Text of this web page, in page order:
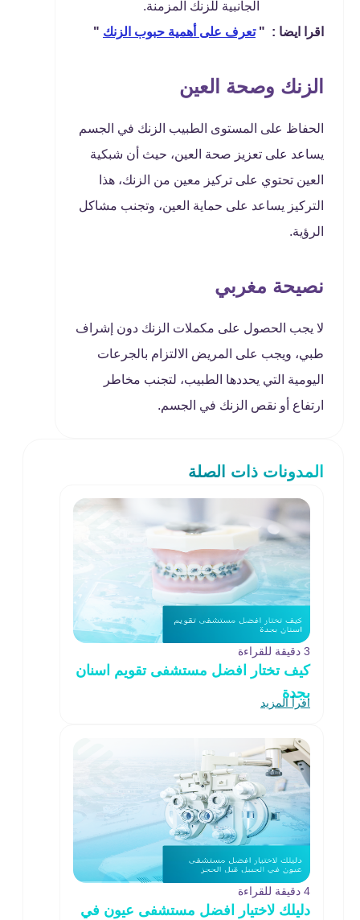
الجانبية للزنك المزمنة.
اقرا ايضا : "تعرف على أهمية حبوب الزنك "
الزنك وصحة العين
الحفاظ على المستوى الطبيب الزنك في الجسم
يساعد على تعزيز صحة العين، حيث أن شبكية
العين تحتوي على تركيز معين من الزنك، هذا
التركيز يساعد على حماية العين، وتجنب مشاكل
الرؤية.
نصيحة مغربي
لا يجب الحصول على مكملات الزنك دون إشراف
طبي، ويجب على المريض الالتزام بالجرعات
اليومية التي يحددها الطبيب، لتجنب مخاطر
ارتفاع أو نقص الزنك في الجسم.
المدونات ذات الصلة
3 دقيقة للقراءة
كيف تختار افضل مستشفى تقويم اسنان
بجدة
اقرأ المزيد
4 دقيقة للقراءة
دليلك لاختيار افضل مستشفى عيون في